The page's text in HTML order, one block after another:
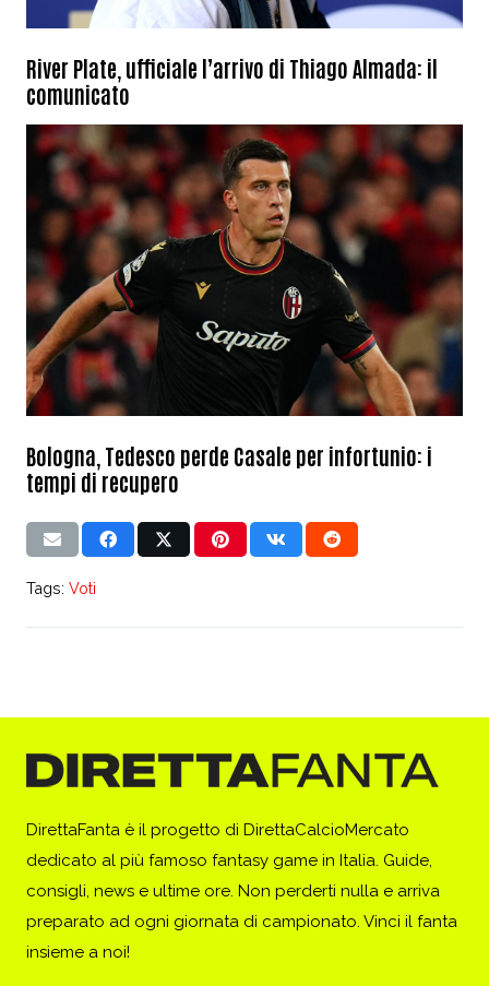
River Plate, ufficiale l’arrivo di Thiago Almada: il
comunicato
Bologna, Tedesco perde Casale per infortunio: i
tempi di recupero
Tags: Voti
DirettaFanta è il progetto di DirettaCalcioMercato
dedicato al più famoso fantasy game in Italia. Guide,
consigli, news e ultime ore. Non perderti nulla e arriva
preparato ad ogni giornata di campionato. Vinci il fanta
insieme a noi!